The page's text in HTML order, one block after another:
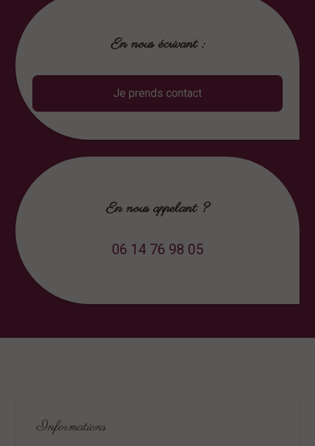
En nous écrivant :
Je prends contact
En nous appelant ?
06 14 76 98 05
Informations